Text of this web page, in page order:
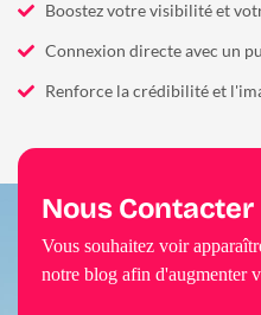
Boostez votre visibilité et
Connexion directe avec un
Renforce la crédibilité et
Nous Contacter
Vous souhaitez voir
notre blog afin d'augmenter